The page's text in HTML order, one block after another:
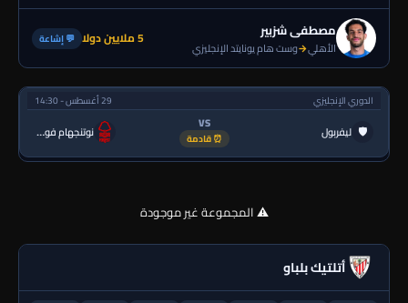
مصطفى شزبير
الأهلي→وست هام يونايتد الإنجليزي 5 ملايين دولا 💬 إشاعة
الدوري الإنجليزي 29 أغسطس - 14:30
🛡 ليفربول VS
⏰ قادمة نوتنجهام فورست
⚠️ المجموعة غير موجودة
أتلتيك بلباو